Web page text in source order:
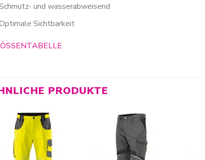
und wasserabweisend
Sichtbarkeit
PRODUKTE
Zur
Wunschliste
hinzufügen
Zur
Wunschliste
hinzufügen